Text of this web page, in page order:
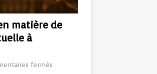
matière de
à
fermés